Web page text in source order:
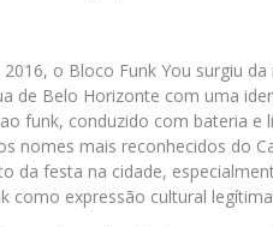
o Bloco Funk You surgiu
de Belo Horizonte com uma
funk, conduzido com bateria
nomes mais reconhecidos do
da festa na cidade,
como expressão cultural